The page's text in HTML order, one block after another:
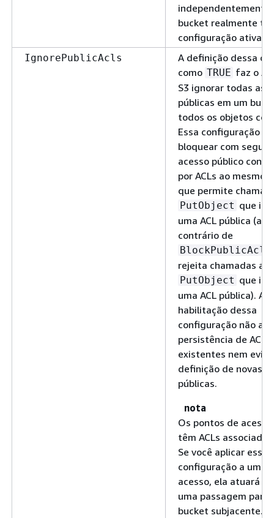
independentemente
bucket realmente
configuração
IgnorePublicAcls
A definição dessa
como TRUE faz o
S3 ignorar todas as
públicas em um
todos os objetos
Essa configuração
bloquear com
acesso público
por ACLs ao mesmo
que permite
PutObject que
uma ACL pública (ao
contrário de
BlockPublicAcls
rejeita chamadas a
PutObject que
uma ACL pública). A
habilitação dessa
configuração não
persistência de ACLs
existentes nem
definição de novas
públicas.
nota
Os pontos de
têm ACLs
Se você aplicar essa
configuração a um
acesso, ela atuará
uma passagem para
bucket subjacente.